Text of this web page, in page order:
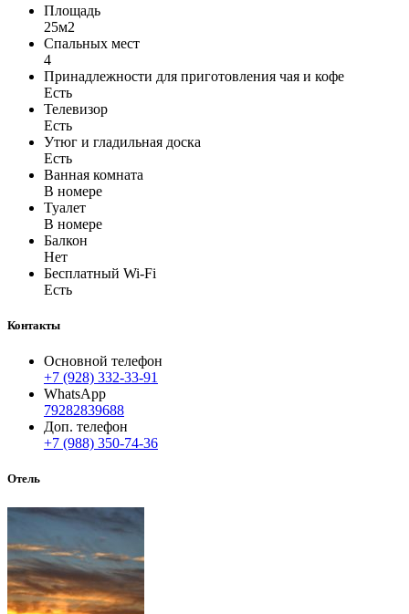
Площадь
25м2
Спальных мест
4
Принадлежности для приготовления чая и кофе
Есть
Телевизор
Есть
Утюг и гладильная доска
Есть
Ванная комната
В номере
Туалет
В номере
Балкон
Нет
Бесплатный Wi-Fi
Есть
Контакты
Основной телефон
+7 (928) 332-33-91
WhatsApp
79282839688
Доп. телефон
+7 (988) 350-74-36
Отель